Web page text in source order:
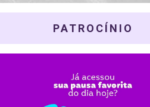
PATROCÍNIO